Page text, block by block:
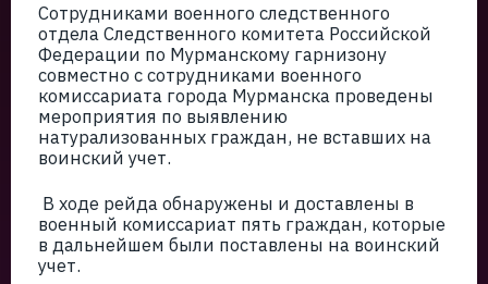
Сотрудниками военного следственного
отдела Следственного комитета Российской
Федерации по Мурманскому гарнизону
совместно с сотрудниками военного
комиссариата города Мурманска проведены
мероприятия по выявлению
натурализованных граждан, не вставших на
воинский учет.
В ходе рейда обнаружены и доставлены в
военный комиссариат пять граждан, которые
в дальнейшем были поставлены на воинский
учет.